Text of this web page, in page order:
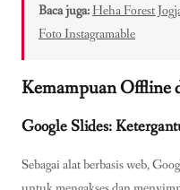
Baca juga:Heha Forest
Foto Instagramable
Kemampuan Offline
Google Slides:
Sebagai alat berbasis web,